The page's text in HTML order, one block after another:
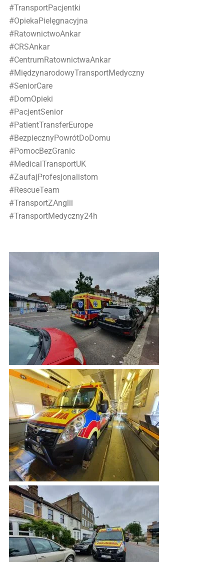
#TransportPacjentki
#OpiekaPielęgnacyjna
#RatownictwoAnkar
#CRSAnkar
#CentrumRatownictwaAnkar
#MiędzynarodowyTransportMedyczny
#SeniorCare
#DomOpieki
#PacjentSenior
#PatientTransferEurope
#BezpiecznyPowrótDoDomu
#PomocBezGranic
#MedicalTransportUK
#ZaufajProfesjonalistom
#RescueTeam
#TransportZAnglii
#TransportMedyczny24h